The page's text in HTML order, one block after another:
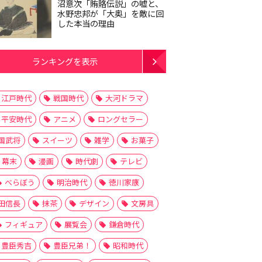
沼意次「賄賂伝説」の嘘と、
水野忠邦が「大奥」を敵に回
した本当の理由
ランキングを表示
江戸時代 戦国時代
大河ドラマ
平安時代
アニメ
ロングセラー
武将
スイーツ 雑学
お菓子
幕末
漫画 時代劇
テレビ
べらぼう
明治時代
徳川家康
信長
抹茶 デザイン
文房具
フィギュア
展覧会
鎌倉時代
豊臣秀吉
豊臣兄弟！
昭和時代